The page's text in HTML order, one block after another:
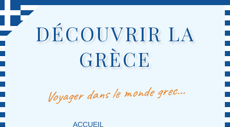
DÉCOUVRIR LA
GRÈCE
Voyager dans le monde grec…
MENU PRINCIPAL
MASQUER LA NAVIGATION PRINCIPALE
MASQUER LA NAVIGATION SECONDAIRE
ACCUEIL